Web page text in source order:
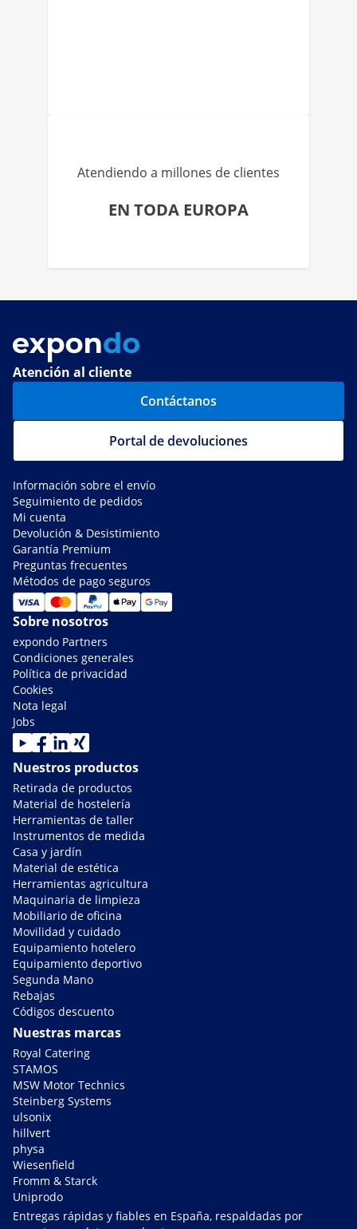
Atendiendo a millones de clientes
EN TODA EUROPA
Atención al cliente
Contáctanos
Portal de devoluciones
Información sobre el envío
Seguimiento de pedidos
Mi cuenta
Devolución & Desistimiento
Garantía Premium
Preguntas frecuentes
Métodos de pago seguros
Sobre nosotros
expondo Partners
Condiciones generales
Política de privacidad
Cookies
Nota legal
Jobs
Nuestros productos
Retirada de productos
Material de hostelería
Herramientas de taller
Instrumentos de medida
Casa y jardín
Material de estética
Herramientas agricultura
Maquinaria de limpieza
Mobiliario de oficina
Movilidad y cuidado
Equipamiento hotelero
Equipamiento deportivo
Segunda Mano
Rebajas
Códigos descuento
Nuestras marcas
Royal Catering
STAMOS
MSW Motor Technics
Steinberg Systems
ulsonix
hillvert
physa
Wiesenfield
Fromm & Starck
Uniprodo
Entregas rápidas y fiables en España, respaldadas por